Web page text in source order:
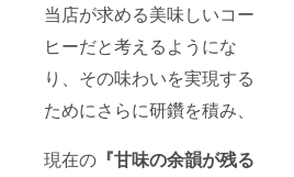
当店が求める美味しいコー
ヒーだと考えるようにな
り、その味わいを実現する
ためにさらに研鑽を積み、
現在の 『甘味の余韻が残る